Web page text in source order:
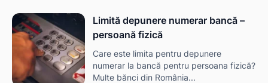
Limită depunere numerar bancă –
persoană fizică
Care este limita pentru depunere
numerar la bancă pentru persoana fizică?
Multe bănci din România...